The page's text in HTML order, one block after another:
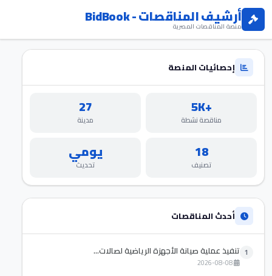
أرشيف المناقصات - BidBook
منصة المناقصات المصرية
إحصائيات المنصة
+5K
مناقصة نشطة
27
مدينة
18
تصنيف
يومي
تحديث
أحدث المناقصات
1 تنفيذ عملية صيانة الأجهزة الرياضية لصالات...